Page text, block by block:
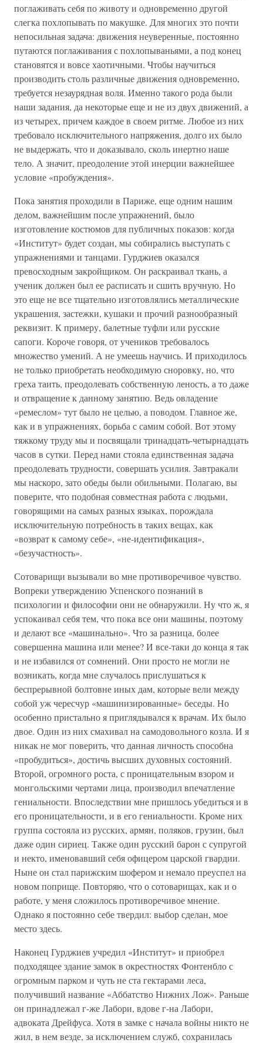
поглаживать себя по животу и одновременно другой
слегка похлопывать по макушке. Для многих это почти
непосильная задача: движения неуверенные, постоянно
путаются поглаживания с похлопываньями, а под конец
становятся и вовсе хаотичными. Чтобы научиться
производить столь различные движения одновременно,
требуется незаурядная воля. Именно такого рода были
наши задания, да некоторые еще и не из двух движений, а
из четырех, причем каждое в своем ритме. Любое из них
требовало исключительного напряжения, долго их было
не выдержать, что и доказывало, сколь инертно наше
тело. А значит, преодоление этой инерции важнейшее
условие «пробуждения».
Пока занятия проходили в Париже, еще одним нашим
делом, важнейшим после упражнений, было
изготовление костюмов для публичных показов: когда
«Институт» будет создан, мы собирались выступать с
упражнениями и танцами. Гурджиев оказался
превосходным закройщиком. Он раскраивал ткань, а
ученик должен был ее расписать и сшить вручную. Но
это еще не все тщательно изготовлялись металлические
украшения, застежки, кушаки и прочий разнообразный
реквизит. К примеру, балетные туфли или русские
сапоги. Короче говоря, от учеников требовалось
множество умений. А не умеешь научись. И приходилось
не только приобретать необходимую сноровку, но, что
греха таить, преодолевать собственную леность, а то даже
и отвращение к данному занятию. Ведь овладение
«ремеслом» тут было не целью, а поводом. Главное же,
как и в упражнениях, борьба с самим собой. Вот этому
тяжкому труду мы и посвящали тринадцать-четырнадцать
часов в сутки. Перед нами стояла единственная задача
преодолевать трудности, совершать усилия. Завтракали
мы наскоро, зато обеды были обильными. Полагаю, вы
поверите, что подобная совместная работа с людьми,
говорящими на самых разных языках, порождала
исключительную потребность в таких вещах, как
«возврат к самому себе», «не-идентификация»,
«безучастность».
Сотоварищи вызывали во мне противоречивое чувство.
Вопреки утверждению Успенского познаний в
психологии и философии они не обнаружили. Ну что ж, я
успокаивал себя тем, что пока все они машины, поэтому
и делают все «машинально». Что за разница, более
совершенна машина или менее? И все-таки до конца я так
и не избавился от сомнений. Они просто не могли не
возникать, когда мне случалось прислушаться к
беспрерывной болтовне иных дам, которые вели между
собой уж чересчур «машинизированные» беседы. Но
особенно пристально я приглядывался к врачам. Их было
двое. Один из них смахивал на самодовольного козла. И я
никак не мог поверить, что данная личность способна
«пробудиться», достичь высших духовных состояний.
Второй, огромного роста, с проницательным взором и
монгольскими чертами лица, производил впечатление
гениальности. Впоследствии мне пришлось убедиться и в
его проницательности, и в его гениальности. Кроме них
группа состояла из русских, армян, поляков, грузин, был
даже один сириец. Также один русский барон с супругой
и некто, именовавший себя офицером царской гвардии.
Ныне он стал парижским шофером и немало преуспел на
новом поприще. Повторяю, что о сотоварищах, как и о
работе, у меня сложилось противоречивое мнение.
Однако я постоянно себе твердил: выбор сделан, мое
место здесь.
Наконец Гурджиев учредил «Институт» и приобрел
подходящее здание замок в окрестностях Фонтенбло с
огромным парком и чуть не ста гектарами леса,
получивший название «Аббатство Нижних Лож». Раньше
он принадлежал г-же Лабори, вдове г-на Лабори,
адвоката Дрейфуса. Хотя в замке с начала войны никто не
жил, в нем везде, за исключением служб, сохранилась